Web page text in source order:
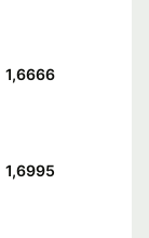
1,6666
1,6995